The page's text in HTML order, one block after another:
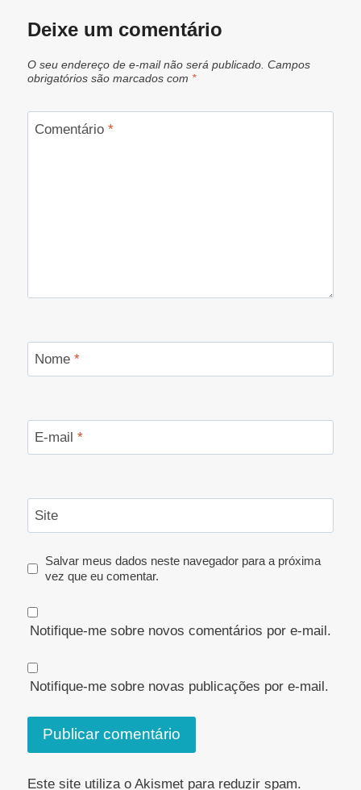
Deixe um comentário
O seu endereço de e-mail não será publicado. Campos
obrigatórios são marcados com *
Comentário *
Nome *
E-mail *
Site
Salvar meus dados neste navegador para a próxima
vez que eu comentar.
Notifique-me sobre novos comentários por e-mail.
Notifique-me sobre novas publicações por e-mail.
Este site utiliza o Akismet para reduzir spam.